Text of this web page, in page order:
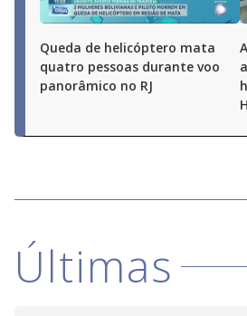
Queda de helicóptero mata
quatro pessoas durante voo
panorâmico no RJ
Últimas